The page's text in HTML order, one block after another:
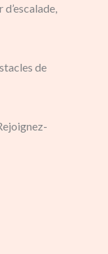
de